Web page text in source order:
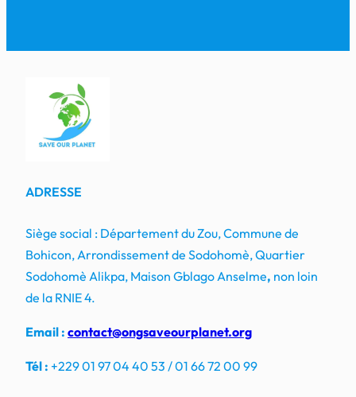
ADRESSE
Siège social : Département du Zou, Commune de
Bohicon, Arrondissement de Sodohomè, Quartier
Sodohomè Alikpa, Maison Gblago Anselme, non loin
de la RNIE 4.
Email : contact@ongsaveourplanet.org
Tél : +229 01 97 04 40 53 / 01 66 72 00 99